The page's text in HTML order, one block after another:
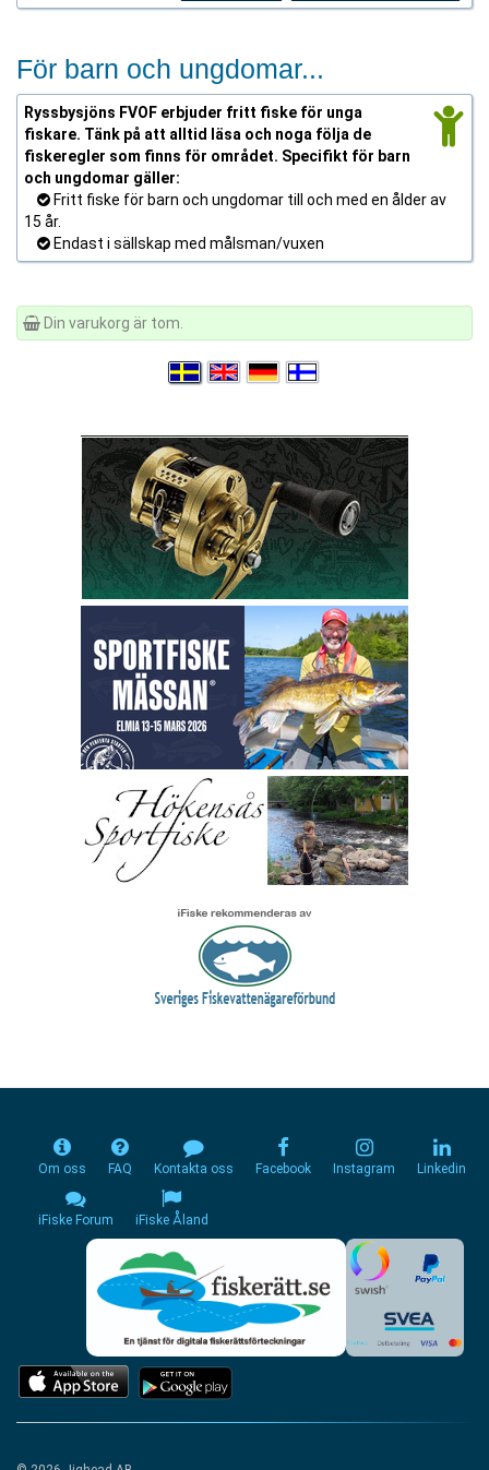
För barn och ungdomar...
Ryssbysjöns FVOF erbjuder fritt fiske för unga
fiskare. Tänk på att alltid läsa och noga följa de
fiskeregler som finns för området. Specifikt för barn
och ungdomar gäller:
Fritt fiske för barn och ungdomar till och med en ålder av
15 år.
Endast i sällskap med målsman/vuxen
Din varukorg är tom.
Om oss FAQ Kontakta oss Facebook Instagram Linkedin
iFiske Forum iFiske Åland